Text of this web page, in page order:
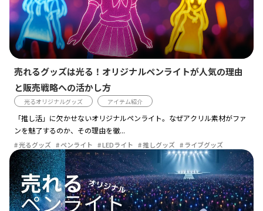
売れるグッズは光る！オリジナルペンライトが人気の理由
と販売戦略への活かし方
光るオリジナルグッズ アイテム紹介
「推し活」に欠かせないオリジナルペンライト。なぜアクリル素材がファ
ンを魅了するのか、その理由を徹...
光るグッズ ペンライト LEDライト 推しグッズ ライブグッズ